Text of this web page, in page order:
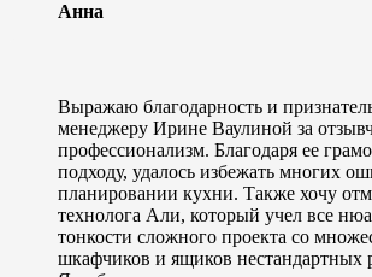
Анна
Выражаю благодарность и
менеджеру Ирине Ваулиной за
профессионализм. Благодаря ее
подходу, удалось избежать многих
планировании кухни. Также хочу
технолога Али, который учел все
тонкости сложного проекта со
шкафчиков и ящиков нестандартных